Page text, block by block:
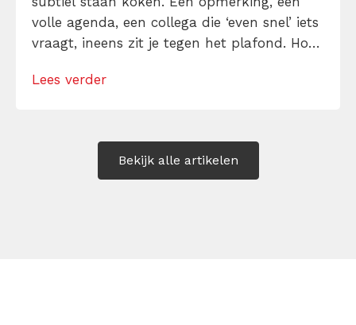
volle agenda, een collega die ‘even snel’ iets
vraagt, ineens zit je tegen het plafond. Hoe
ontploffen of alles op te kroppen? Ontdek
Lees verder
Bekijk alle artikelen